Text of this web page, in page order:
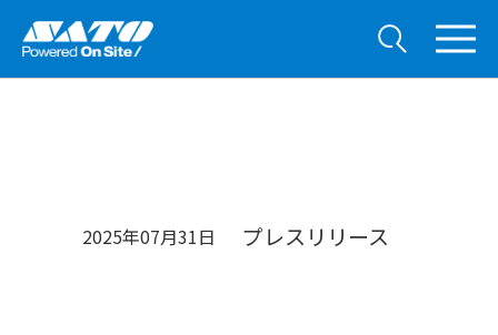
2025年07月31日 プレスリリース